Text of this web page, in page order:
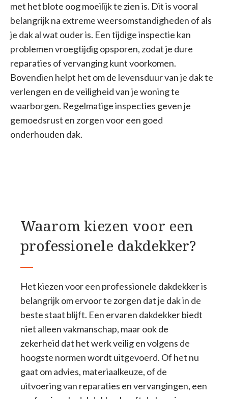
met het blote oog moeilijk te zien is. Dit is vooral
belangrijk na extreme weersomstandigheden of als
je dak al wat ouder is. Een tijdige inspectie kan
problemen vroegtijdig opsporen, zodat je dure
reparaties of vervanging kunt voorkomen.
Bovendien helpt het om de levensduur van je dak te
verlengen en de veiligheid van je woning te
waarborgen. Regelmatige inspecties geven je
gemoedsrust en zorgen voor een goed
onderhouden dak.
Waarom kiezen voor een
professionele dakdekker?
Het kiezen voor een professionele dakdekker is
belangrijk om ervoor te zorgen dat je dak in de
beste staat blijft. Een ervaren dakdekker biedt
niet alleen vakmanschap, maar ook de
zekerheid dat het werk veilig en volgens de
hoogste normen wordt uitgevoerd. Of het nu
gaat om advies, materiaalkeuze, of de
uitvoering van reparaties en vervangingen, een